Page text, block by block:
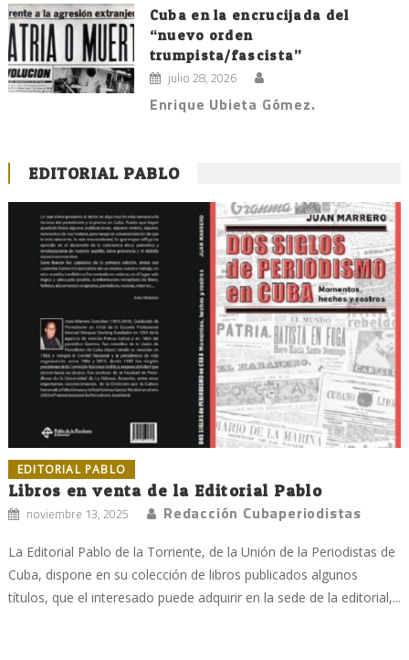
Cuba en la encrucijada del
“nuevo orden
trumpista/fascista”
julio 28, 2026
Enrique Ubieta Gómez.
EDITORIAL PABLO
EDITORIAL PABLO
Libros en venta de la Editorial Pablo
noviembre 13, 2025 Redacción Cubaperiodistas
La Editorial Pablo de la Torriente, de la Unión de la Periodistas de
Cuba, dispone en su colección de libros publicados algunos
títulos, que el interesado puede adquirir en la sede de la editorial,...